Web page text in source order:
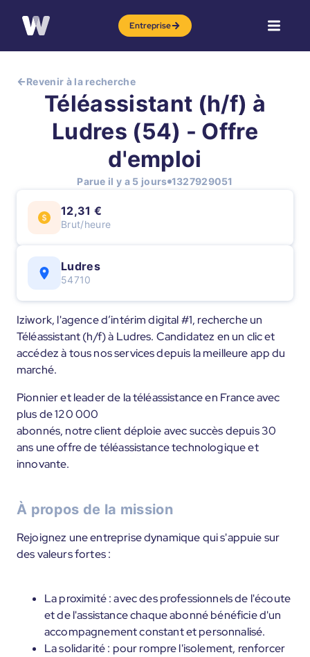
Entreprise
Revenir à la recherche
Téléassistant (h/f) à
Ludres (54) - Offre
d'emploi
Parue il y a 5 jours 1327929051
12,31 €
Brut/heure
Ludres
54710
Iziwork, l'agence d’intérim digital #1, recherche un
Téléassistant (h/f) à Ludres. Candidatez en un clic et
accédez à tous nos services depuis la meilleure app du
marché.
Pionnier et leader de la téléassistance en France avec
plus de 120 000
abonnés, notre client déploie avec succès depuis 30
ans une offre de téléassistance technologique et
innovante.
À propos de la mission
Rejoignez une entreprise dynamique qui s'appuie sur
des valeurs fortes :
La proximité : avec des professionnels de l'écoute
et de l'assistance chaque abonné bénéficie d'un
accompagnement constant et personnalisé.
La solidarité : pour rompre l'isolement, renforcer